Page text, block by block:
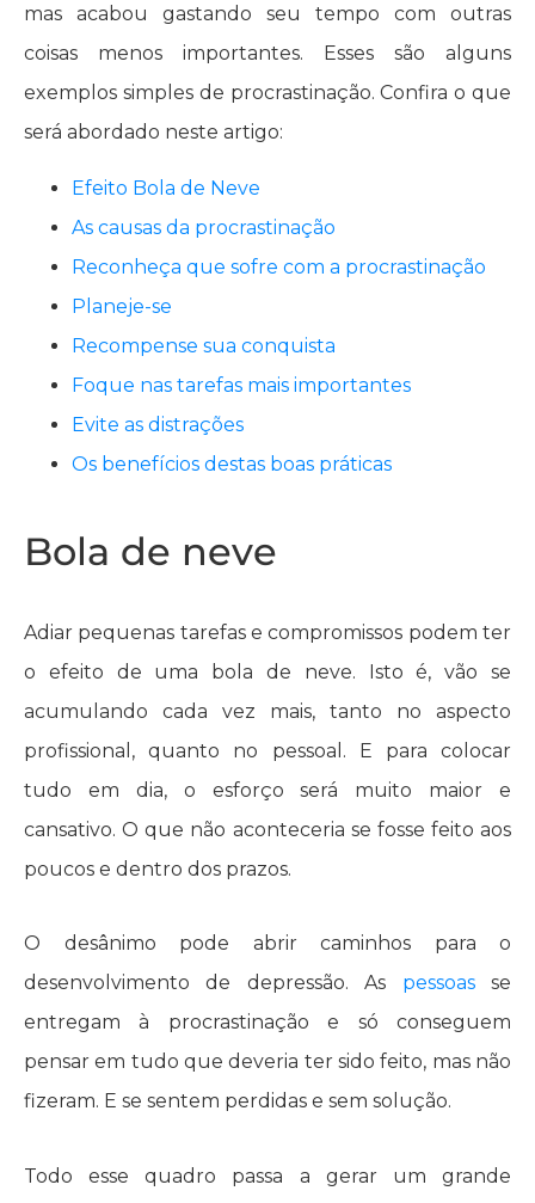
mas acabou gastando seu tempo com outras
coisas menos importantes. Esses são alguns
exemplos simples de procrastinação. Confira o que
será abordado neste artigo:
Efeito Bola de Neve
As causas da procrastinação
Reconheça que sofre com a procrastinação
Planeje-se
Recompense sua conquista
Foque nas tarefas mais importantes
Evite as distrações
Os benefícios destas boas práticas
Bola de neve
Adiar pequenas tarefas e compromissos podem ter
o efeito de uma bola de neve. Isto é, vão se
acumulando cada vez mais, tanto no aspecto
profissional, quanto no pessoal. E para colocar
tudo em dia, o esforço será muito maior e
cansativo. O que não aconteceria se fosse feito aos
poucos e dentro dos prazos.
O desânimo pode abrir caminhos para o
desenvolvimento de depressão. As pessoasse
entregam à procrastinação e só conseguem
pensar em tudo que deveria ter sido feito, mas não
fizeram. E se sentem perdidas e sem solução.
Todo esse quadro passa a gerar um grande